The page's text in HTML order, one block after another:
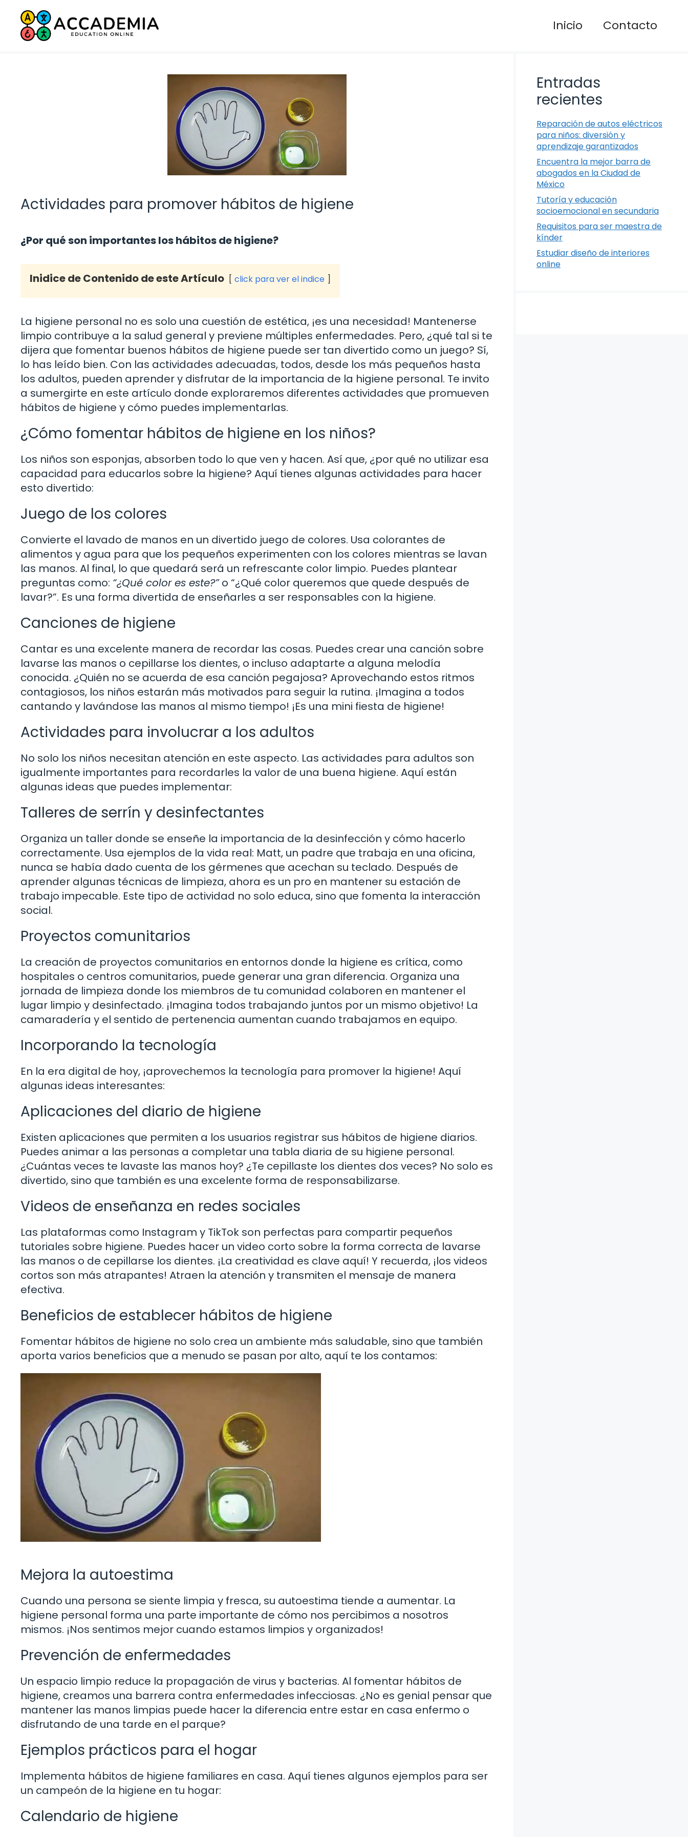
Saltar
contenido
Inicio Contacto
Actividades para promover hábitos de higiene
¿Por qué son importantes los hábitos de higiene?
Inidice de Contenido de este Artículo click para ver el indice
La higiene personal no es solo una cuestión de estética, ¡es una necesidad! Mantenerse
limpio contribuye a la salud general y previene múltiples enfermedades. Pero, ¿qué tal si te
dijera que fomentar buenos hábitos de higiene puede ser tan divertido como un juego? Sí,
lo has leído bien. Con las actividades adecuadas, todos, desde los más pequeños hasta
los adultos, pueden aprender y disfrutar de la importancia de la higiene personal. Te invito
a sumergirte en este artículo donde exploraremos diferentes actividades que promueven
hábitos de higiene y cómo puedes implementarlas.
¿Cómo fomentar hábitos de higiene en los niños?
Los niños son esponjas, absorben todo lo que ven y hacen. Así que, ¿por qué no utilizar esa
capacidad para educarlos sobre la higiene? Aquí tienes algunas actividades para hacer
esto divertido:
Juego de los colores
Convierte el lavado de manos en un divertido juego de colores. Usa colorantes de
alimentos y agua para que los pequeños experimenten con los colores mientras se lavan
las manos. Al final, lo que quedará será un refrescante color limpio. Puedes plantear
preguntas como: “¿Qué color es este?”o “¿Qué color queremos que quede después de
lavar?”. Es una forma divertida de enseñarles a ser responsables con la higiene.
Canciones de higiene
Cantar es una excelente manera de recordar las cosas. Puedes crear una canción sobre
lavarse las manos o cepillarse los dientes, o incluso adaptarte a alguna melodía
conocida. ¿Quién no se acuerda de esa canción pegajosa? Aprovechando estos ritmos
contagiosos, los niños estarán más motivados para seguir la rutina. ¡Imagina a todos
cantando y lavándose las manos al mismo tiempo! ¡Es una mini fiesta de higiene!
Actividades para involucrar a los adultos
No solo los niños necesitan atención en este aspecto. Las actividades para adultos son
igualmente importantes para recordarles la valor de una buena higiene. Aquí están
algunas ideas que puedes implementar:
Talleres de serrín y desinfectantes
Organiza un taller donde se enseñe la importancia de la desinfección y cómo hacerlo
correctamente. Usa ejemplos de la vida real: Matt, un padre que trabaja en una oficina,
nunca se había dado cuenta de los gérmenes que acechan su teclado. Después de
aprender algunas técnicas de limpieza, ahora es un pro en mantener su estación de
trabajo impecable. Este tipo de actividad no solo educa, sino que fomenta la interacción
social.
Proyectos comunitarios
La creación de proyectos comunitarios en entornos donde la higiene es crítica, como
hospitales o centros comunitarios, puede generar una gran diferencia. Organiza una
jornada de limpieza donde los miembros de tu comunidad colaboren en mantener el
lugar limpio y desinfectado. ¡Imagina todos trabajando juntos por un mismo objetivo! La
camaradería y el sentido de pertenencia aumentan cuando trabajamos en equipo.
Incorporando la tecnología
En la era digital de hoy, ¡aprovechemos la tecnología para promover la higiene! Aquí
algunas ideas interesantes:
Aplicaciones del diario de higiene
Existen aplicaciones que permiten a los usuarios registrar sus hábitos de higiene diarios.
Puedes animar a las personas a completar una tabla diaria de su higiene personal.
¿Cuántas veces te lavaste las manos hoy? ¿Te cepillaste los dientes dos veces? No solo es
divertido, sino que también es una excelente forma de responsabilizarse.
Videos de enseñanza en redes sociales
Las plataformas como Instagram y TikTok son perfectas para compartir pequeños
tutoriales sobre higiene. Puedes hacer un video corto sobre la forma correcta de lavarse
las manos o de cepillarse los dientes. ¡La creatividad es clave aquí! Y recuerda, ¡los videos
cortos son más atrapantes! Atraen la atención y transmiten el mensaje de manera
efectiva.
Beneficios de establecer hábitos de higiene
Fomentar hábitos de higiene no solo crea un ambiente más saludable, sino que también
aporta varios beneficios que a menudo se pasan por alto, aquí te los contamos:
Mejora la autoestima
Cuando una persona se siente limpia y fresca, su autoestima tiende a aumentar. La
higiene personal forma una parte importante de cómo nos percibimos a nosotros
mismos. ¡Nos sentimos mejor cuando estamos limpios y organizados!
Prevención de enfermedades
Un espacio limpio reduce la propagación de virus y bacterias. Al fomentar hábitos de
higiene, creamos una barrera contra enfermedades infecciosas. ¿No es genial pensar que
mantener las manos limpias puede hacer la diferencia entre estar en casa enfermo o
disfrutando de una tarde en el parque?
Ejemplos prácticos para el hogar
Implementa hábitos de higiene familiares en casa. Aquí tienes algunos ejemplos para ser
un campeón de la higiene en tu hogar:
Calendario de higiene
Entradas
recientes
Reparación de autos eléctricos
para niños: diversión y
aprendizaje garantizados
Encuentra la mejor barra de
abogados en la Ciudad de
México
Tutoría y educación
socioemocional en secundaria
Requisitos para ser maestra de
kínder
Estudiar diseño de interiores
online